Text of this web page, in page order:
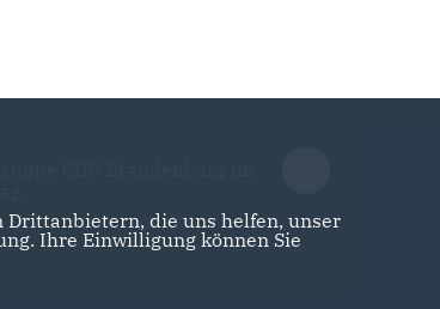
Drittanbietern, die uns helfen, unser
Ihre Einwilligung können Sie